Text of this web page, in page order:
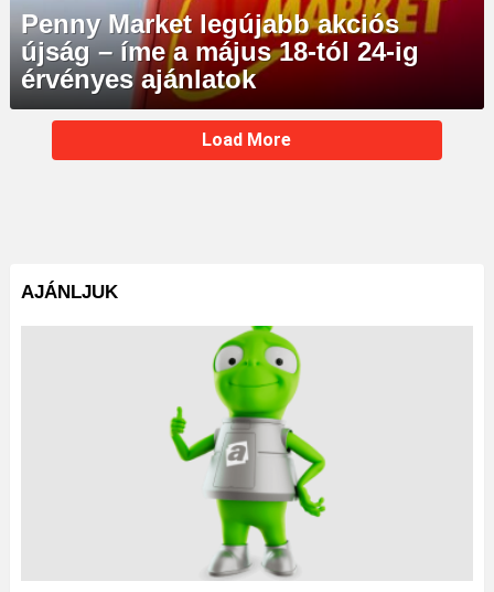
Penny Market legújabb akciós
újság – íme a május 18-tól 24-ig
érvényes ajánlatok
MORE
STORIES
Load More
AJÁNLJUK